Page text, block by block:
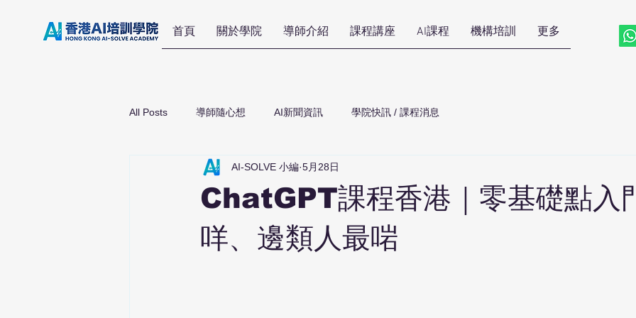
首頁 關於學院 導師介紹 課程講座 AI課程 機構培訓 更多
All Posts 導師隨心想 AI新聞資訊 學院快訊 / 課程消息
ChatGPT課程香港｜零基礎點入
咩、邊類人最啱
AI-SOLVE 小編 5月28日